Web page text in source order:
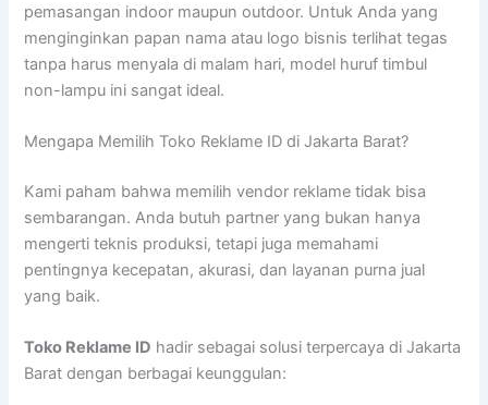
pemasangan indoor maupun outdoor. Untuk Anda yang
menginginkan papan nama atau logo bisnis terlihat tegas
tanpa harus menyala di malam hari, model huruf timbul
non-lampu ini sangat ideal.
Mengapa Memilih Toko Reklame ID di Jakarta Barat?
Kami paham bahwa memilih vendor reklame tidak bisa
sembarangan. Anda butuh partner yang bukan hanya
mengerti teknis produksi, tetapi juga memahami
pentingnya kecepatan, akurasi, dan layanan purna jual
yang baik.
Toko Reklame ID hadir sebagai solusi terpercaya di Jakarta
Barat dengan berbagai keunggulan: